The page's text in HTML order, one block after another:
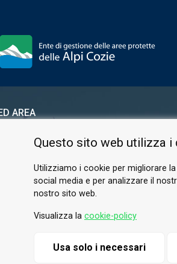
AREA
Questo sito web utilizza i
Utilizziamo i cookie per migliorare
social media e per analizzare il
nostro sito web.
Visualizza la cookie-policy
Usa solo i necessari